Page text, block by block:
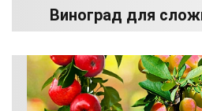
Виноград для